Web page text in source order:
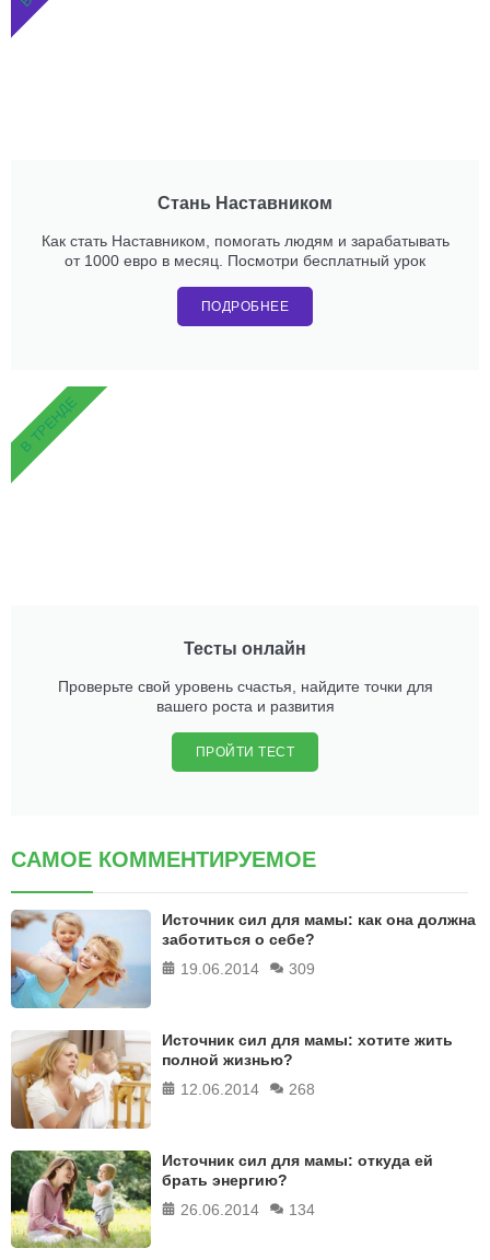
Стань Наставником
Как стать Наставником, помогать людям и зарабатывать
от 1000 евро в месяц. Посмотри бесплатный урок
ПОДРОБНЕЕ
Тесты онлайн
Проверьте свой уровень счастья, найдите точки для
вашего роста и развития
ПРОЙТИ ТЕСТ
В ТРЕНДЕ
САМОЕ КОММЕНТИРУЕМОЕ
Источник сил для мамы: как она должна
заботиться о себе?
19.06.2014
309
Источник сил для мамы: хотите жить
полной жизнью?
12.06.2014
268
Источник сил для мамы: откуда ей
брать энергию?
26.06.2014
134